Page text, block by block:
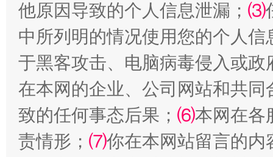
受贿1.44亿！段成刚被判无期 从幼
他原因导致的个人信息泄漏； ⑶
中所列明的情况使用您的个人
于黑客攻击、电脑病毒侵入或
在本网的企业、公司网站和共
致的任何事态后果； ⑹本网在各
责情形； ⑺你在本网站留言的内